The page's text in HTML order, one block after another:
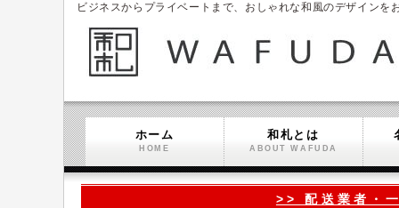
ビジネスからプライベートまで、おしゃれな和風のデザインを
ホーム
HOME
和札とは
ABOUT WAFUDA
>> 配送業者・